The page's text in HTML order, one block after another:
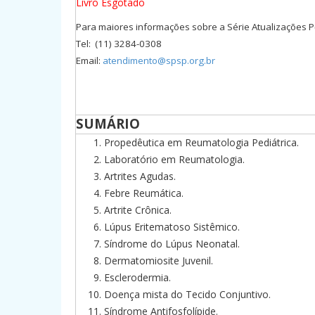
Para maiores informações sobre a Série Atualizações
Tel: (11) 3284-0308
Email: atendimento@spsp.org.br
SUMÁRIO
Propedêutica em Reumatologia Pediátrica.
Laboratório em Reumatologia.
Artrites Agudas.
Febre Reumática.
Artrite Crônica.
Lúpus Eritematoso Sistêmico.
Síndrome do Lúpus Neonatal.
Dermatomiosite Juvenil.
Esclerodermia.
Doença mista do Tecido Conjuntivo.
Síndrome Antifosfolípide.